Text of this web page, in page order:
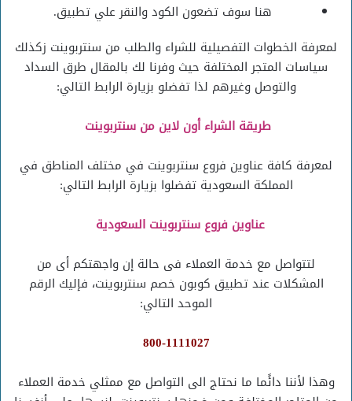
هنا سوف تضعون الكود والنقر علي تطبيق.
لمعرفة الخطوات التفصيلية للشراء والطلب من سنتربوينت زكذلك
سياسات المتجر المختلفة حيث وفرنا لك بالمقال طرق السداد
والتوصل وغيرهم لذا تفضلو بزيارة الرابط التالي:
طريقة الشراء أون لاين من سنتربوينت
لمعرفة كافة عناوين فروع سنتربوينت في مختلف المناطق في
المملكة السعودية تفضلوا بزيارة الرابط التالي:
عناوين فروع سنتربوينت السعودية
لتتواصل مع خدمة العملاء فى حالة إن واجهتكم أى من
المشكلات عند تطبيق كوبون خصم سنتربوينت، فإليك الرقم
الموحد التالي:
800-1111027
وهذا لأننا دائًما ما نحتاج الى التواصل مع ممثلي خدمة العملاء